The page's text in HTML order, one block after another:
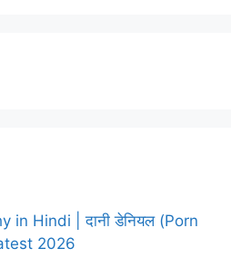
in Hindi | दानी डेनियल (Porn
2026